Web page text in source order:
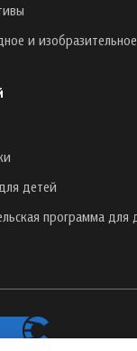
и изобразительное
детей
программа